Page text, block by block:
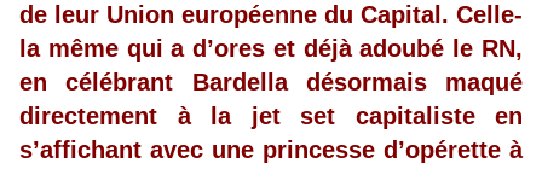
de leur Union européenne du Capital. Celle-
la même qui a d’ores et déjà adoubé le RN,
en célébrant Bardella désormais maqué
directement à la jet set capitaliste en
s’affichant avec une princesse d’opérette à